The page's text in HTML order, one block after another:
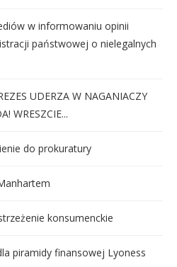
w informowaniu opinii
państwowej o nielegalnych
UDERZA W NAGANIACZY
WRESZCIE...
do prokuratury
konsumenckie
piramidy finansowej Lyoness